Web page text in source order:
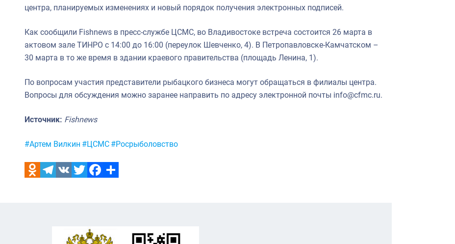
центра, планируемых изменениях и новый порядок получения электронных подписей.
Как сообщили Fishnews в пресс-службе ЦСМС, во Владивостоке встреча состоится 26 марта в
актовом зале ТИНРО с 14:00 до 16:00 (переулок Шевченко, 4). В Петропавловске-Камчатском –
30 марта в то же время в здании краевого правительства (площадь Ленина, 1).
По вопросам участия представители рыбацкого бизнеса могут обращаться в филиалы центра.
Вопросы для обсуждения можно заранее направить по адресу электронной почты info@cfmc.ru.
Источник: Fishnews
Метки:
#Артем Вилкин #ЦСМС #Росрыболовство